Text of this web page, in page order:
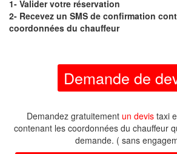
1- Valider votre réservation
2- Recevez un SMS de confirmation
coordonnées du chauffeur
Demande de
Demandez gratuitement un devis taxi
contenant les coordonnées du chauffeur
demande. ( sans